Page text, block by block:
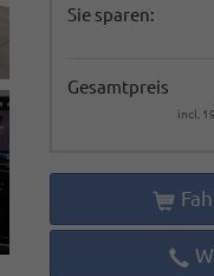
Sie sparen:
Gesamtpreis
incl.